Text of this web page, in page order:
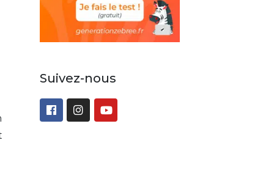
Suivez-nous